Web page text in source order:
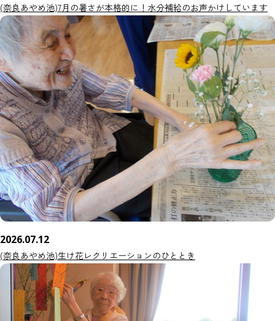
(奈良あやめ池)7月の暑さが本格的に！水分補給のお声かけしています
2026.07.12
(奈良あやめ池)生け花レクリエーションのひととき